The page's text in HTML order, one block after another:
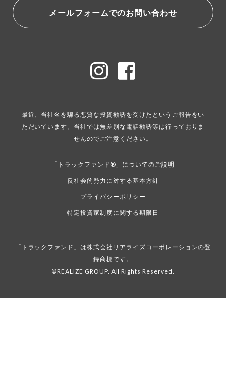
メールフォームでのお問い合わせ
最近、当社名を騙る悪質な投資勧誘を受けたというご報告をい
ただいています。 当社では無差別な電話勧誘等は行っておりま
せんのでご注意ください。
「トラックファンド®」についてのご説明
反社会的勢力に対する基本方針
プライバシーポリシー
特定投資家制度に関する期限日
「トラックファンド」は株式会社リアライズコーポレーションの登
録商標です。
©REALIZE GROUP. All Rights Reserved.